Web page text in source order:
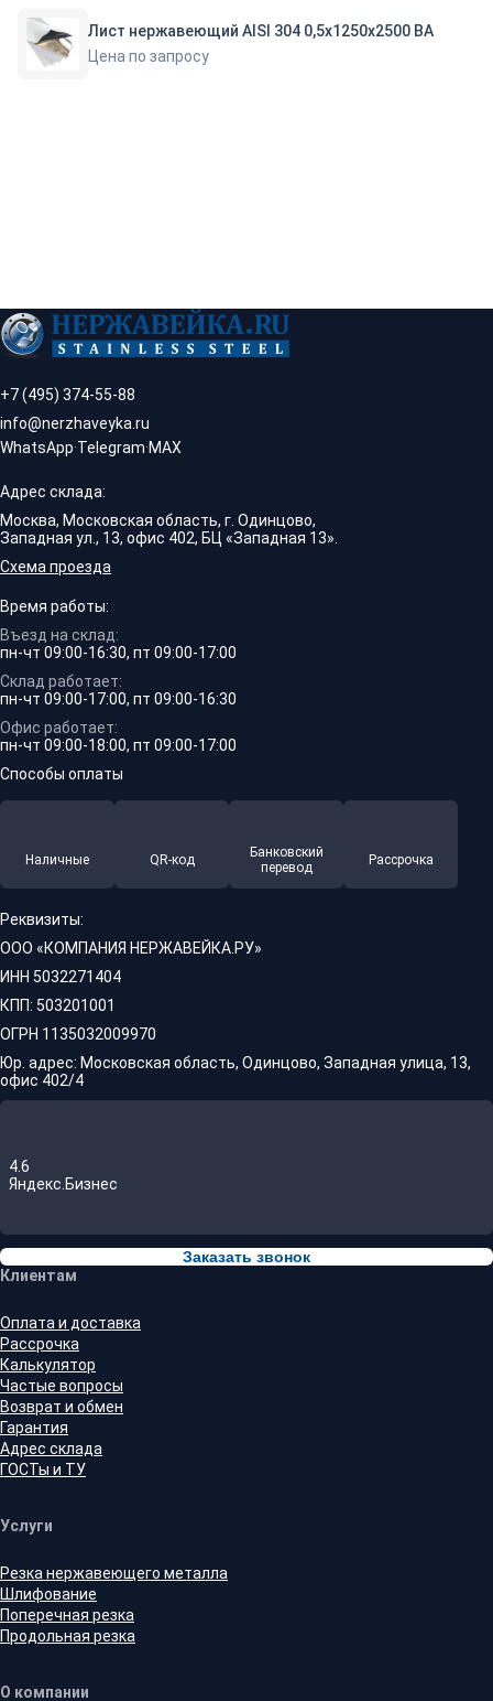
Лист нержавеющий AISI 304 0,5х1250х2500 ВА
Цена по запросу
+7 (495) 374-55-88
info@nerzhaveyka.ru
WhatsApp·Telegram·MAX
Адрес склада:
Москва, Московская область, г. Одинцово,
Западная ул., 13, офис 402, БЦ «Западная 13».
Схема проезда
Время работы:
Въезд на склад:
пн-чт 09:00-16:30, пт 09:00-17:00
Склад работает:
пн-чт 09:00-17:00, пт 09:00-16:30
Офис работает:
пн-чт 09:00-18:00, пт 09:00-17:00
Способы оплаты
Наличные QR-код
Банковский
перевод
Рассрочка
Реквизиты:
ООО «КОМПАНИЯ НЕРЖАВЕЙКА.РУ»
ИНН 5032271404
КПП: 503201001
ОГРН 1135032009970
Юр. адрес: Московская область, Одинцово, Западная улица, 13,
офис 402/4
4.6
Яндекс.Бизнес
Заказать звонок
Клиентам
Оплата и доставка
Рассрочка
Калькулятор
Частые вопросы
Возврат и обмен
Гарантия
Адрес склада
ГОСТы и ТУ
Услуги
Резка нержавеющего металла
Шлифование
Поперечная резка
Продольная резка
О компании